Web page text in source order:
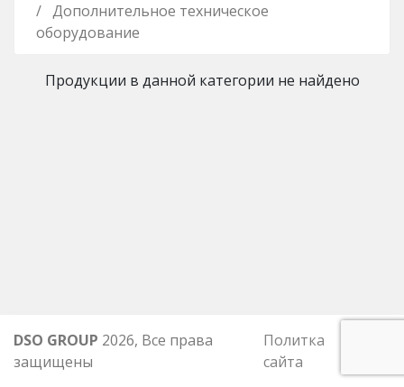
Дополнительное техническое
оборудование
Продукции в данной категории не найдено
DSO GROUP 2026, Все права
защищены
Политка
сайта